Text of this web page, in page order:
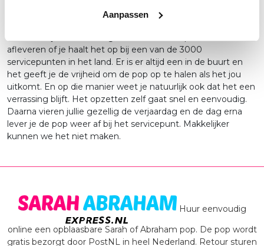
Aanpassen
dag van tevoren in een handzaam pakket. Inclusief de
afleveren of je haalt het op bij een van de 3000
servicepunten in het land. Er is er altijd een in de buurt en
het geeft je de vrijheid om de pop op te halen als het jou
uitkomt. En op die manier weet je natuurlijk ook dat het een
verrassing blijft. Het opzetten zelf gaat snel en eenvoudig.
Daarna vieren jullie gezellig de verjaardag en de dag erna
lever je de pop weer af bij het servicepunt. Makkelijker
kunnen we het niet maken.
Huur eenvoudig
online een opblaasbare Sarah of Abraham pop. De pop wordt
gratis bezorgt door PostNL in heel Nederland. Retour sturen